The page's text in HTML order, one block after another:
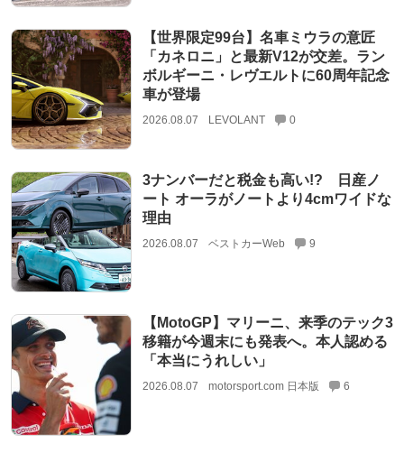
【世界限定99台】名車ミウラの意匠
「カネロニ」と最新V12が交差。ラン
ボルギーニ・レヴエルトに60周年記念
車が登場
2026.08.07 LEVOLANT 0
3ナンバーだと税金も高い!? 日産ノ
ート オーラがノートより4cmワイドな
理由
2026.08.07 ベストカーWeb 9
【MotoGP】マリーニ、来季のテック3
移籍が今週末にも発表へ。本人認める
「本当にうれしい」
2026.08.07 motorsport.com 日本版 6